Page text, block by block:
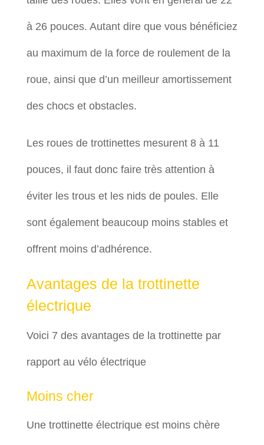
à 26 pouces. Autant dire que vous bénéficiez
au maximum de la force de roulement de la
roue, ainsi que d’un meilleur amortissement
des chocs et obstacles.
Les roues de trottinettes mesurent 8 à 11
pouces, il faut donc faire très attention à
éviter les trous et les nids de poules. Elle
sont également beaucoup moins stables et
offrent moins d’adhérence.
Avantages de la trottinette
électrique
Voici 7 des avantages de la trottinette par
rapport au vélo électrique
Moins cher
Une trottinette électrique est moins chère